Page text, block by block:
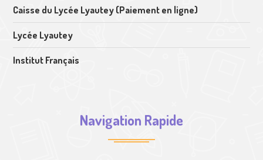
Caisse du Lycée Lyautey (Paiement en ligne)
Lycée Lyautey
Institut Français
Navigation Rapide